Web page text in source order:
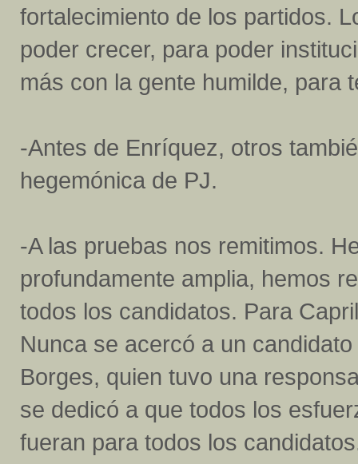
fortalecimiento de los partidos.
poder crecer, para poder
más con la gente humilde, para
-Antes de Enríquez, otros
hegemónica de PJ.
-A las pruebas nos remitimos.
profundamente amplia, hemos
todos los candidatos. Para
Nunca se acercó a un
Borges, quien tuvo una
se dedicó a que todos los
fueran para todos los